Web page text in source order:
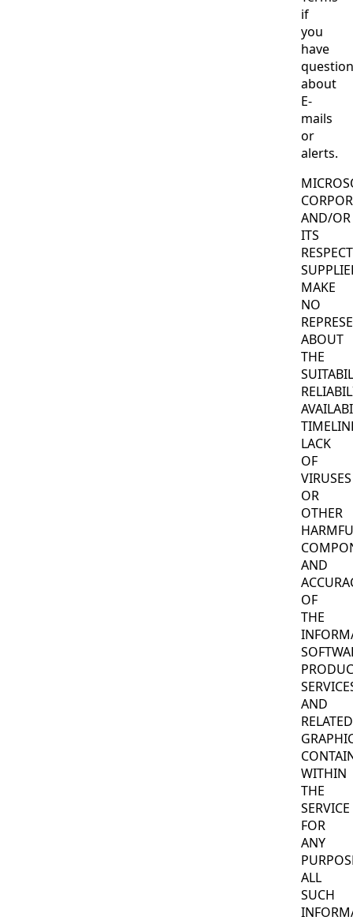
if
you
have
about
E-
mails
or
alerts.
AND/OR
ITS
MAKE
NO
ABOUT
THE
LACK
OF
VIRUSES
OR
OTHER
AND
OF
THE
AND
RELATED
WITHIN
THE
SERVICE
FOR
ANY
ALL
SUCH